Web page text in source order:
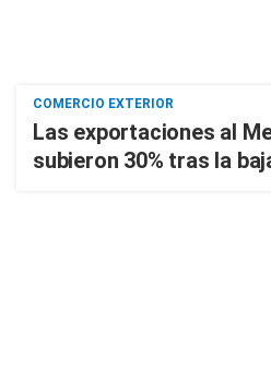
COMERCIO EXTERIOR
Las exportaciones al
subieron 30% tras la